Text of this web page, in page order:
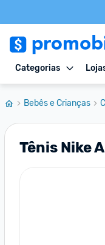
Categorias
Bebês e Crianças
Tênis Nike